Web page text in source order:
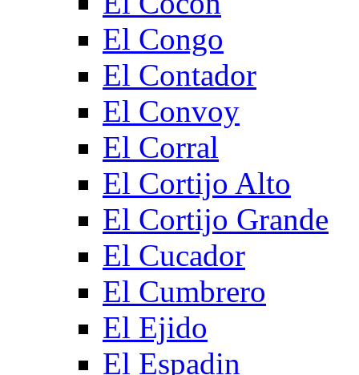
El Congo
El Contador
El Convoy
El Corral
El Cortijo Alto
El Cortijo Grande
El Cucador
El Cumbrero
El Ejido
El Espadin